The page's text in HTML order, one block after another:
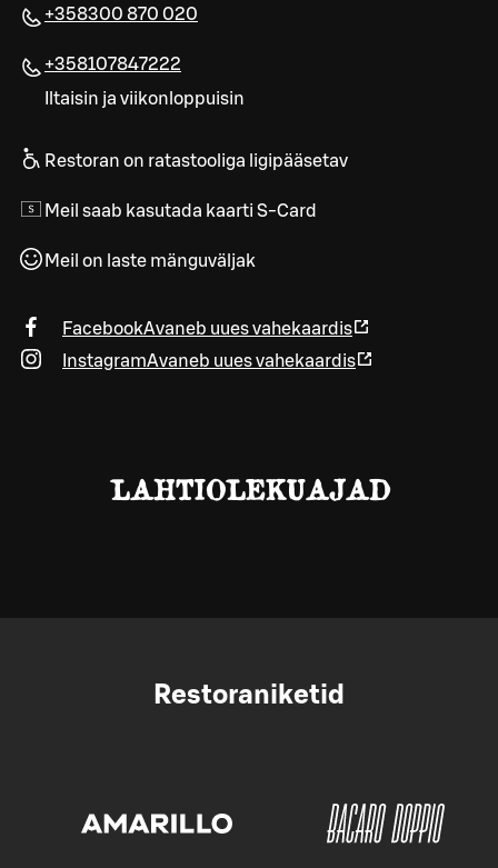
+358300 870 020
+358107847222
Iltaisin ja viikonloppuisin
Restoran on ratastooliga ligipääsetav
Meil saab kasutada kaarti S-Card
Meil on laste mänguväljak
FacebookAvaneb uues vahekaardis
InstagramAvaneb uues vahekaardis
LAHTIOLEKUAJAD
Restoraniketid